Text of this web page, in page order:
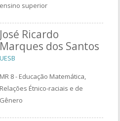
ensino superior
José Ricardo
Marques dos Santos
UESB
MR 8 - Educação Matemática,
Relações Étnico-raciais e de
Gênero